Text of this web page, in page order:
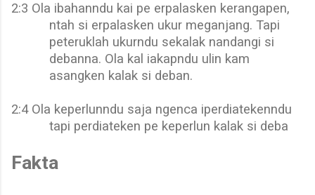
2:3 Ola ibahanndu kai pe erpalasken kerangapen,
ntah si erpalasken ukur meganjang. Tapi
peteruklah ukurndu sekalak nandangi si
debanna. Ola kal iakapndu ulin kam
asangken kalak si deban.
2:4 Ola keperlunndu saja ngenca iperdiatekenndu
tapi perdiateken pe keperlun kalak si deba
Fakta